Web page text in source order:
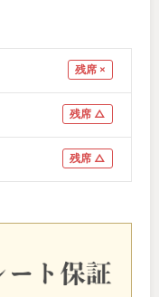
残席 ×
残席 △
残席 △